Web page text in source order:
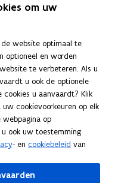
alle kansen te geven.
om door te
stappers, trappers
in beeld komen
met de hulp van
als de individuele
rol. Daarom werden in
zo veel mogelijk
om uw
de website optimaal te
optioneel en worden
te verbeteren. Als u
u ook de optionele
u aanvaardt? Klik
uw cookievoorkeuren op elk
webpagina op
u ook uw toestemming
- en cookiebeleid van